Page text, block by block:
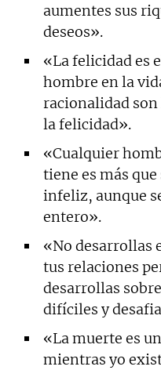
aumentes sus
deseos».
«La felicidad es
hombre en la
racionalidad son
la felicidad».
«Cualquier
tiene es más
infeliz, aunque
entero».
«No desarrollas
tus relaciones
desarrollas
difíciles y
«La muerte es
mientras yo